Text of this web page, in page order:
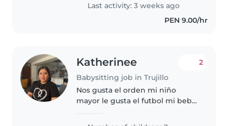
Last activity: 3 weeks ago
PEN 9.00/hr
Katherinee
Babysitting job in Trujillo
2
Nos gusta el orden mi niño
mayor le gusta el futbol mi bebé